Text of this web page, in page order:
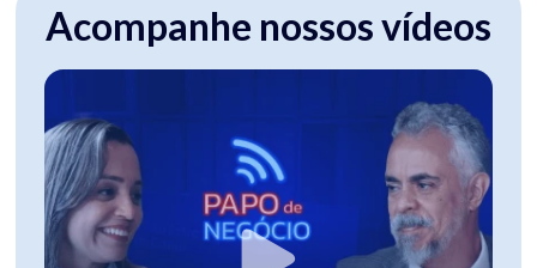
Acompanhe nossos vídeos